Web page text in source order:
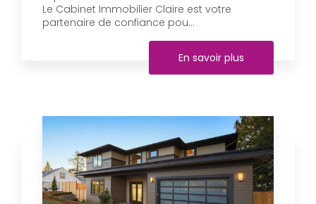
Le Cabinet Immobilier Claire est votre
partenaire de confiance pou...
En savoir plus